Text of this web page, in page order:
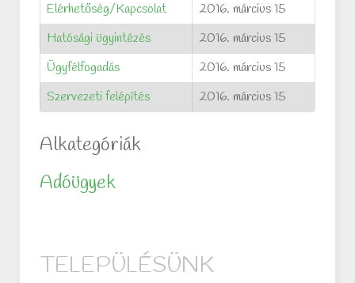
Elérhetőség/Kapcsolat
2016. március 15
Hatósági ügyintézés
2016. március 15
Ügyfélfogadás
2016. március 15
Szervezeti felépítés
2016. március 15
Alkategóriák
Adóügyek
TELEPÜLÉSÜNK